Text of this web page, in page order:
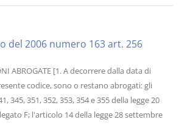
del 2006 numero 163 art. 256
ABROGATE [1. A decorrere dalla data di
codice, sono o restano abrogati: gli
345, 351, 352, 353, 354 e 355 della legge 20
F; l'articolo 14 della legge 28 settembre